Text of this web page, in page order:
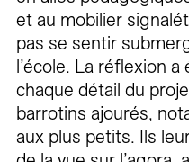
et au mobilier
pas se sentir
l’école. La réflexion
chaque détail du
barrotins ajourés,
aux plus petits. Ils